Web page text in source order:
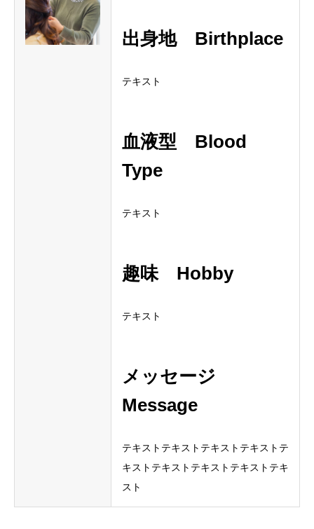
出身地Birthplace
テキスト
血液型 Blood
Type
テキスト
趣味Hobby
テキスト
メッセージ
Message
テキストテキストテキストテキストテ
キストテキストテキストテキストテキ
スト